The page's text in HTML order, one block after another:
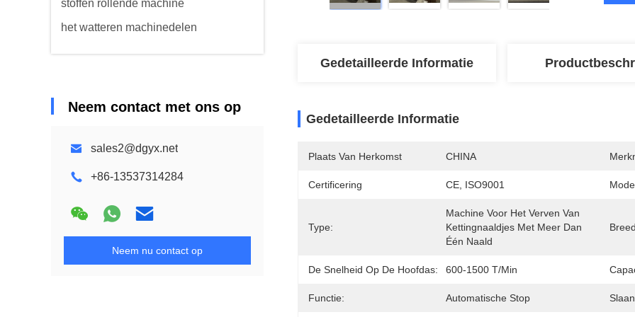
stoffen rollende machine
het watteren machinedelen
Neem contact met ons op
sales2@dgyx.net
+86-13537314284
Neem nu contact op
Gedetailleerde Informatie
Gedetailleerde Informatie
Plaats Van Herkomst CHINA
Certificering CE, ISO9001
Type:
Machine Voor Het Verven Van
Kettingnaaldjes Met Meer Dan
Één Naald
De Snelheid Op De Hoofdas: 600-1500 T/min
Functie: Automatische Stop